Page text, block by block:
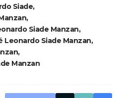
Siade
Siade Manzan
Leonardo Siade Manzan
Manzan